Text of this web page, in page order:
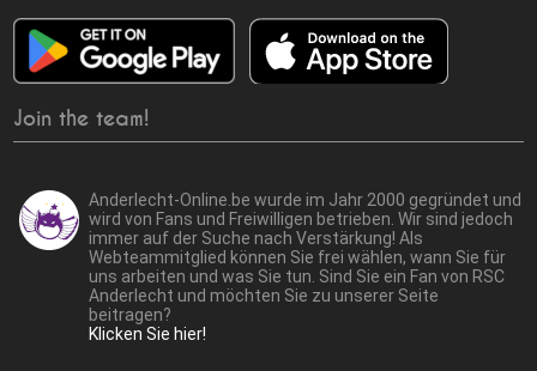
Join the team!
Anderlecht-Online.be wurde im Jahr 2000 gegründet und
wird von Fans und Freiwilligen betrieben. Wir sind jedoch
immer auf der Suche nach Verstärkung! Als
Webteammitglied können Sie frei wählen, wann Sie für
uns arbeiten und was Sie tun. Sind Sie ein Fan von RSC
Anderlecht und möchten Sie zu unserer Seite
beitragen?
Klicken Sie hier!